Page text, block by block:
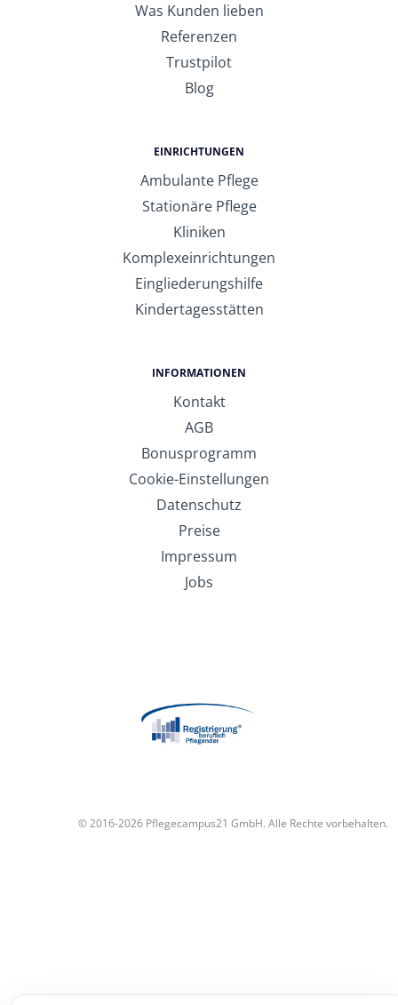
Was Kunden lieben
Referenzen
Trustpilot
Blog
EINRICHTUNGEN
Ambulante Pflege
Stationäre Pflege
Kliniken
Komplexeinrichtungen
Eingliederungshilfe
Kindertagesstätten
INFORMATIONEN
Kontakt
AGB
Bonusprogramm
Cookie-Einstellungen
Datenschutz
Preise
Impressum
Jobs
© 2016-2026 Pflegecampus21 GmbH. Alle Rechte vorbehalten.